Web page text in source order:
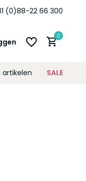
(0)88-22 66 300
0
artikelen SALE